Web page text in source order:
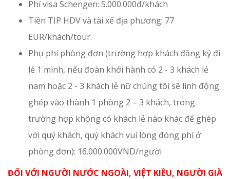
Phí visa Schengen: 5.000.000đ/khách
Tiền TIP HDV và tài xế địa phương: 77
EUR/khách/tour.
Phụ phí phòng đơn (trường hợp khách đăng ký đi
lẻ 1 mình, nếu đoàn khởi hành có 2 - 3 khách lẻ
nam hoặc 2 - 3 khách lẻ nữ chúng tôi sẽ linh động
ghép vào thành 1 phòng 2 – 3 khách, trong
trường hợp không có khách lẻ nào khác để ghép
với quý khách, quý khách vui lòng đóng phí ở
phòng đơn): 16.000.000VND/người
ĐỐI VỚI NGƯỜI NƯỚC NGOÀI, VIỆT KIỀU, NGƯỜI GIÀ